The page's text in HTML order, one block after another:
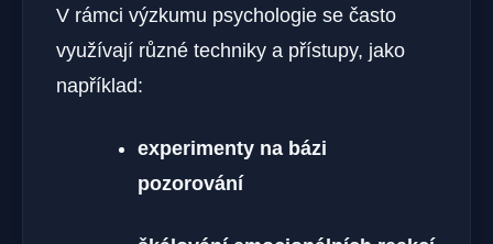
V rámci výzkumu psychologie se často
využívají různé techniky a přístupy, jako
například:
experimenty na bázi
pozorování